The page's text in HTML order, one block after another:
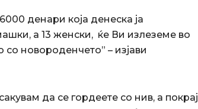
денари која денеска ја
а 13 женски, ќе Ви излеземе во
новороденчето” – изјави
да се гордеете со нив, а покрај